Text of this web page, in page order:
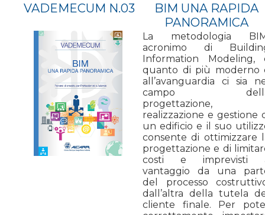
VADEMECUM N.03
BIM UNA RAPIDA
PANORAMICA
La metodologia
acronimo di
Information Modeling,
quanto di più moderno
all’avanguardia ci sia
campo
progettazione,
realizzazione e gestione
un edificio e il suo
consente di ottimizzare
progettazione e di
costi e imprevisti
vantaggio da una
del processo
dall’altra della tutela
cliente finale. Per